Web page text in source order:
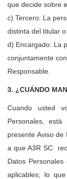
que decide sobre
c) Tercero: La
distinta del titular
d) Encargado: La
conjuntamente
Responsable.
3. ¿CUÁNDO
Cuando usted
Personales, está
presente Aviso
a que A3R SC
Datos
aplicables; lo